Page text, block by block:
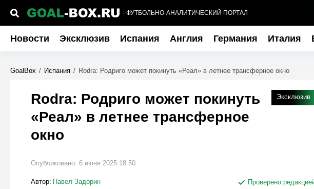
- ФУТБОЛЬНО-АНАЛИТИЧЕСКИЙ ПОРТАЛ
Новости Эксклюзив Испания Англия Германия Италия
GoalBox / Испания / Rodra: Родриго может покинуть «Реал» в летнее трансферное окно
Эксклюзив
Rodra: Родриго может покинуть
«Реал» в летнее трансферное
окно
Опубликовано: 6 июня 2025 18:50
Автор: Павел Задорин Проверено